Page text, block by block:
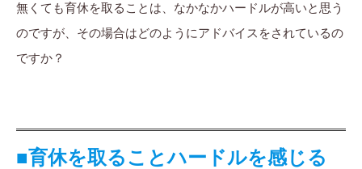
無くても育休を取ることは、なかなかハードルが高いと思う
のですが、その場合はどのようにアドバイスをされているの
ですか？
■育休を取ることハードルを感じる